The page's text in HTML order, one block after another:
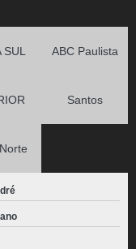
ABC Paulista
Santos